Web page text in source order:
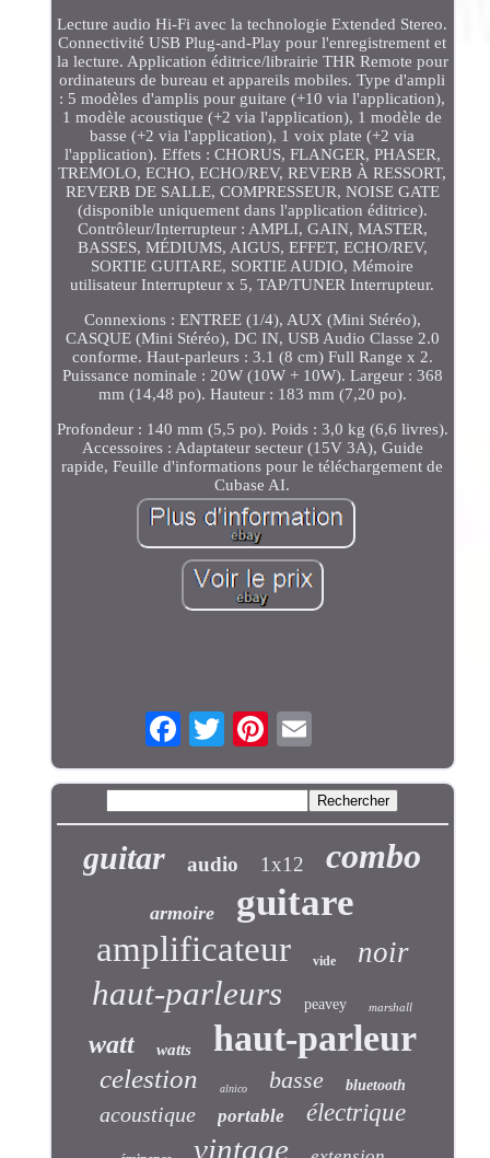
Lecture audio Hi-Fi avec la technologie Extended Stereo.
Connectivité USB Plug-and-Play pour l'enregistrement et
la lecture. Application éditrice/librairie THR Remote pour
ordinateurs de bureau et appareils mobiles. Type d'ampli
: 5 modèles d'amplis pour guitare (+10 via l'application),
1 modèle acoustique (+2 via l'application), 1 modèle de
basse (+2 via l'application), 1 voix plate (+2 via
l'application). Effets : CHORUS, FLANGER, PHASER,
TREMOLO, ECHO, ECHO/REV, REVERB À RESSORT,
REVERB DE SALLE, COMPRESSEUR, NOISE GATE
(disponible uniquement dans l'application éditrice).
Contrôleur/Interrupteur : AMPLI, GAIN, MASTER,
BASSES, MÉDIUMS, AIGUS, EFFET, ECHO/REV,
SORTIE GUITARE, SORTIE AUDIO, Mémoire
utilisateur Interrupteur x 5, TAP/TUNER Interrupteur.
Connexions : ENTREE (1/4), AUX (Mini Stéréo),
CASQUE (Mini Stéréo), DC IN, USB Audio Classe 2.0
conforme. Haut-parleurs : 3.1 (8 cm) Full Range x 2.
Puissance nominale : 20W (10W + 10W). Largeur : 368
mm (14,48 po). Hauteur : 183 mm (7,20 po).
Profondeur : 140 mm (5,5 po). Poids : 3,0 kg (6,6 livres).
Accessoires : Adaptateur secteur (15V 3A), Guide
rapide, Feuille d'informations pour le téléchargement de
Cubase AI.
guitar audio 1x12 combo
armoire guitare
amplificateur vide noir
haut-parleurs peavey marshall
watt watts haut-parleur
celestion alnico basse bluetooth
acoustique portable électrique
vintage